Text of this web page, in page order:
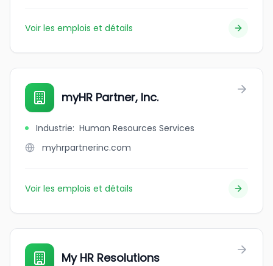
Voir les emplois et détails
myHR Partner, Inc.
Industrie: Human Resources Services
myhrpartnerinc.com
Voir les emplois et détails
My HR Resolutions